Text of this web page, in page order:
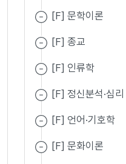
[F] 문학이론
[F] 종교
[F] 인류학
[F] 정신분석·심리
[F] 언어·기호학
[F] 문화이론